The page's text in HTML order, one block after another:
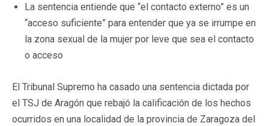
La sentencia entiende que “el contacto externo” es un
“acceso suficiente” para entender que ya se irrumpe en
la zona sexual de la mujer por leve que sea el contacto
o acceso
El Tribunal Supremo ha casado una sentencia dictada por
el TSJ de Aragón que rebajó la calificación de los hechos
ocurridos en una localidad de la provincia de Zaragoza del